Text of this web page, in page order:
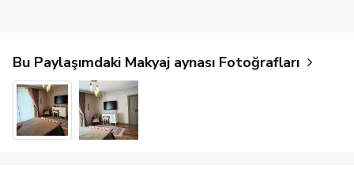
Bu Paylaşımdaki Makyaj aynası Fotoğrafları